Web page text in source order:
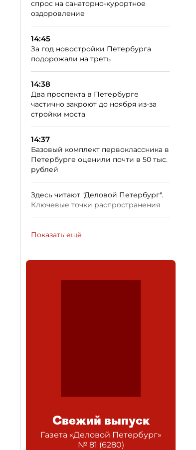
спрос на санаторно-курортное
оздоровление
14:45
За год новостройки Петербурга
подорожали на треть
14:38
Два проспекта в Петербурге
частично закроют до ноября из-за
стройки моста
14:37
Базовый комплект первоклассника в
Петербурге оценили почти в 50 тыс.
рублей
Здесь читают "Деловой Петербург".
Ключевые точки распространения
Показать ещё
Свежий выпуск
Газета «Деловой Петербург»
№ 81 (6280)